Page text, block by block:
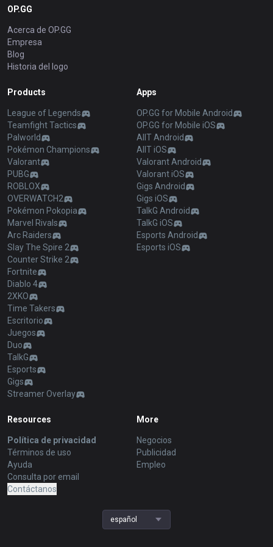
OP.GG
Acerca de OP.GG
Empresa
Blog
Historia del logo
Products
League of Legends
Teamfight Tactics
Palworld
Pokémon Champions
Valorant
PUBG
ROBLOX
OVERWATCH2
Pokémon Pokopia
Marvel Rivals
Arc Raiders
Slay The Spire 2
Counter Strike 2
Fortnite
Diablo 4
2XKO
Time Takers
Escritorio
Juegos
Duo
TalkG
Esports
Gigs
Streamer Overlay
Apps
OP.GG for Mobile Android
OP.GG for Mobile iOS
AllT Android
AllT iOS
Valorant Android
Valorant iOS
Gigs Android
Gigs iOS
TalkG Android
TalkG iOS
Esports Android
Esports iOS
Resources
Política de privacidad
Términos de uso
Ayuda
Consulta por email
Contáctanos
More
Negocios
Publicidad
Empleo
español